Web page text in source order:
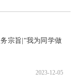
2023-12-05